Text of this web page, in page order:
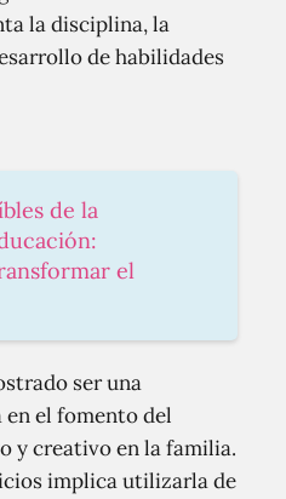
la disciplina, la
de habilidades
de la
el
ser una
el fomento del
y creativo en la familia.
implica utilizarla de